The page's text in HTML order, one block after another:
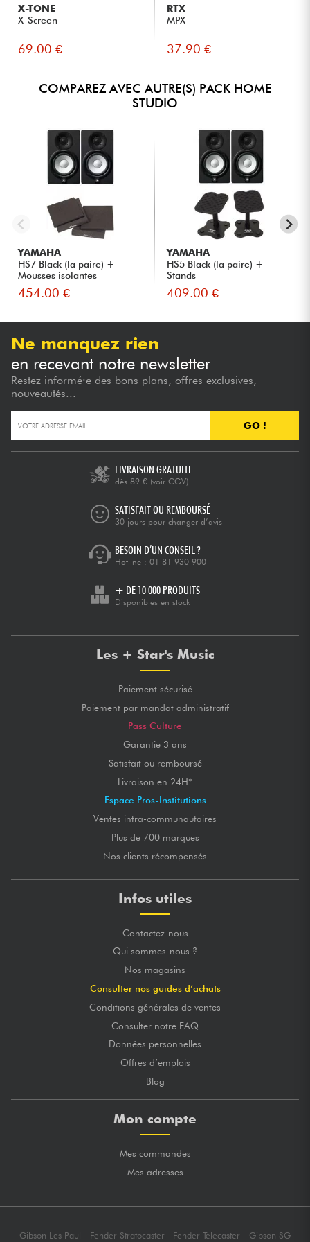
X-TONE
X-Screen
69.00 €
RTX
MPX
37.90 €
COMPAREZ AVEC AUTRE(S) PACK HOME
STUDIO
YAMAHA
HS7 Black (la paire) +
Mousses isolantes
454.00 €
YAMAHA
HS5 Black (la paire) +
Stands
409.00 €
Ne manquez rien
en recevant notre newsletter
Restez informé·e des bons plans, offres exclusives,
nouveautés...
GO !
LIVRAISON GRATUITE
dès 89 € (voir CGV)
SATISFAIT OU REMBOURSÉ
30 jours pour changer d’avis
BESOIN D’UN CONSEIL ?
Hotline : 01 81 930 900
+ DE 10 000 PRODUITS
Disponibles en stock
Les + Star's Music
Paiement sécurisé
Paiement par mandat administratif
Pass Culture
Garantie 3 ans
Satisfait ou remboursé
Livraison en 24H*
Espace Pros-Institutions
Ventes intra-communautaires
Plus de 700 marques
Nos clients récompensés
Infos utiles
Contactez-nous
Qui sommes-nous ?
Nos magasins
Consulter nos guides d’achats
Conditions générales de ventes
Consulter notre FAQ
Données personnelles
Offres d’emplois
Blog
Mon compte
Mes commandes
Mes adresses
Gibson Les Paul Fender Stratocaster Fender Telecaster Gibson SG